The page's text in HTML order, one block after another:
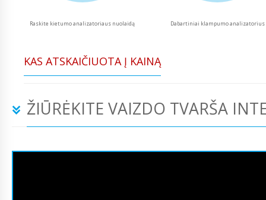
Raskite kietumo analizatoriaus nuolaidą Dabartiniai klampumo analizatorius
KAS ATSKAIČIUOTA Į KAINĄ
ŽIŪRĖKITE VAIZDO TVARŠA